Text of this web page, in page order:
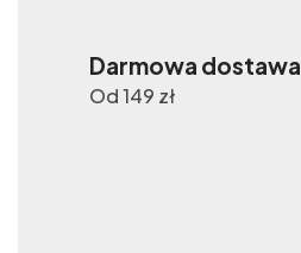
Darmowa dostawa
Od 149 zł